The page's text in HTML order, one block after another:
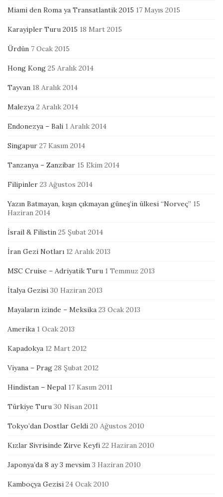
Miami den Roma ya Transatlantik 2015 17 Mayıs 2015
Karayipler Turu 2015 18 Mart 2015
Ürdün 7 Ocak 2015
Hong Kong 25 Aralık 2014
Tayvan 18 Aralık 2014
Malezya 2 Aralık 2014
Endonezya – Bali 1 Aralık 2014
Singapur 27 Kasım 2014
Tanzanya – Zanzibar 15 Ekim 2014
Filipinler 23 Ağustos 2014
Yazın Batmayan, kışın çıkmayan güneş’in ülkesi “Norveç” 15
Haziran 2014
İsrail & Filistin 25 Şubat 2014
İran Gezi Notları 12 Aralık 2013
MSC Cruise – Adriyatik Turu 1 Temmuz 2013
İtalya Gezisi 30 Haziran 2013
Mayaların izinde – Meksika 23 Ocak 2013
Amerika 1 Ocak 2013
Kapadokya 12 Mart 2012
Viyana – Prag 28 Şubat 2012
Hindistan – Nepal 17 Kasım 2011
Türkiye Turu 30 Nisan 2011
Tokyo’dan Dostlar Geldi 20 Ağustos 2010
Kızlar Sivrisinde Zirve Keyfi 22 Haziran 2010
Japonya’da 8 ay 3 mevsim 3 Haziran 2010
Kamboçya Gezisi 24 Ocak 2010